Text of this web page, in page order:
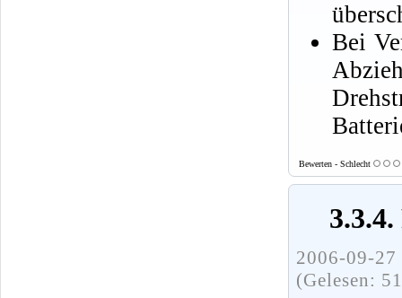
Bei
Bewerten - Schlecht
2006-09-
(Gelesen: